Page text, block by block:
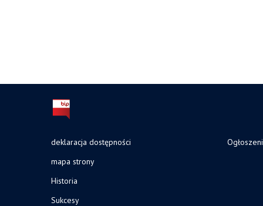
deklaracja dostępności
mapa strony
Historia
Sukcesy